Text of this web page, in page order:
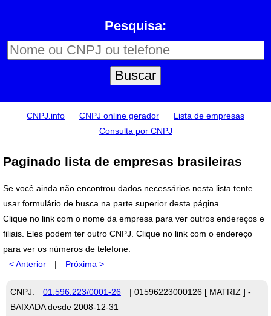
Pesquisa:
CNPJ.info CNPJ online gerador
Lista de empresas
Consulta por CNPJ
Paginado lista de empresas brasileiras
Se você ainda não encontrou dados necessários nesta lista tente
usar formulário de busca na parte superior desta página.
Clique no link com o nome da empresa para ver outros endereços e
filiais. Eles podem ter outro CNPJ. Clique no link com o endereço
para ver os números de telefone.
< Anterior
| Próxima >
CNPJ: 01.596.223/0001-26
| 01596223000126 [ MATRIZ ] -
BAIXADA desde 2008-12-31